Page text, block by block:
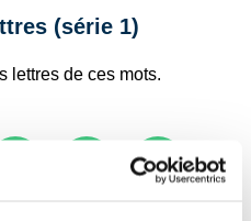
(série 1)
lettres de ces mots.
6